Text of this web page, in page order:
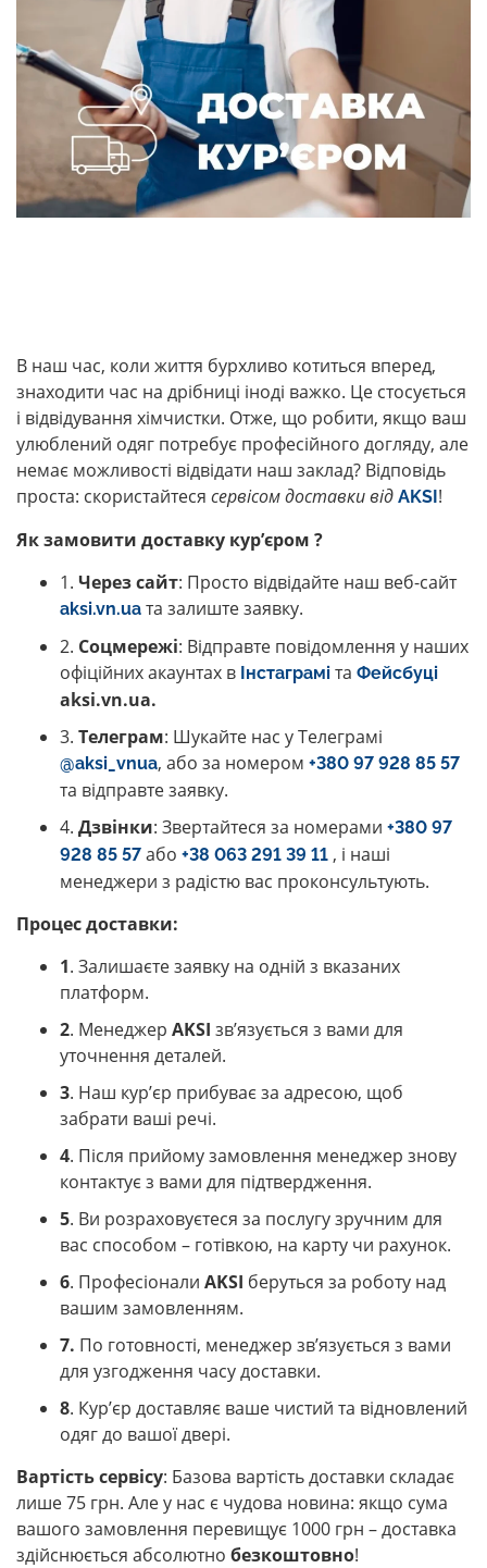
В наш час, коли життя бурхливо котиться вперед,
знаходити час на дрібниці іноді важко. Це стосується
і відвідування хімчистки. Отже, що робити, якщо ваш
улюблений одяг потребує професійного догляду, але
немає можливості відвідати наш заклад? Відповідь
проста: скористайтеся сервісом доставки від AKSI!
Як замовити доставку кур’єром ?
1. Через сайт: Просто відвідайте наш веб-сайт
aksi.vn.ua та залиште заявку.
2. Соцмережі: Відправте повідомлення у наших
офіційних акаунтах в Інстаграмі та Фейсбуці
aksi.vn.ua.
3. Телеграм: Шукайте нас у Телеграмі
@aksi_vnua, або за номером +380 97 928 85 57
та відправте заявку.
4. Дзвінки: Звертайтеся за номерами +380 97
928 85 57 або +38 063 291 39 11 , і наші
менеджери з радістю вас проконсультують.
Процес доставки:
1. Залишаєте заявку на одній з вказаних
платформ.
2. Менеджер AKSI зв’язується з вами для
уточнення деталей.
3. Наш кур’єр прибуває за адресою, щоб
забрати ваші речі.
4. Після прийому замовлення менеджер знову
контактує з вами для підтвердження.
5. Ви розраховуєтеся за послугу зручним для
вас способом – готівкою, на карту чи рахунок.
6. Професіонали AKSI беруться за роботу над
вашим замовленням.
7. По готовності, менеджер зв’язується з вами
для узгодження часу доставки.
8. Кур’єр доставляє ваше чистий та відновлений
одяг до вашої двері.
Вартість сервісу: Базова вартість доставки складає
лише 75 грн. Але у нас є чудова новина: якщо сума
вашого замовлення перевищує 1000 грн – доставка
здійснюється абсолютно безкоштовно!